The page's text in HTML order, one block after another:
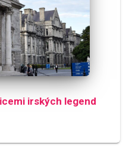
irských legend